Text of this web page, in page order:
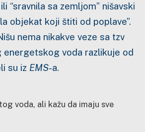
“sravnila sa zemljom” nišavski
objekat koji štiti od poplave”.
nema nikakve veze sa tzv
energetskog voda razlikuje od
su iz EMS-a.
voda, ali kažu da imaju sve